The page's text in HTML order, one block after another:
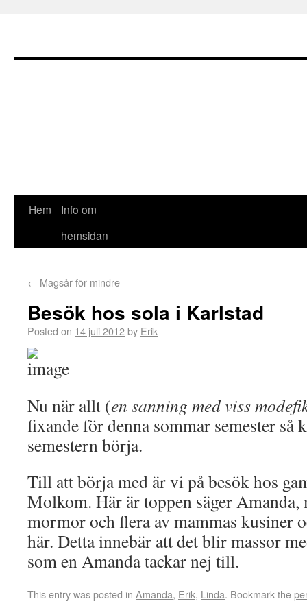
Hem
Info om
hemsidan
← Magsår för mindre
Besök hos sola i Karlstad
Posted on 14 juli 2012by Erik
Nu när allt (en sanning med viss
fixande för denna sommar semester så
semestern börja.
Till att börja med är vi på besök hos
Molkom. Här är toppen säger Amanda,
mormor och flera av mammas kusiner
här. Detta innebär att det blir massor
som en Amanda tackar nej till.
This entry was posted in Amanda, Erik, Linda. Bookmark the